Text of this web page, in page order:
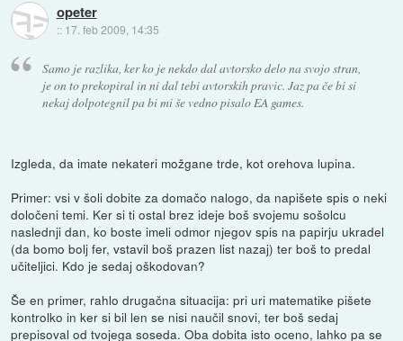
opeter
:: 17. feb 2009, 14:35
Samo je razlika, ker ko je nekdo dal avtorsko delo na svojo stran,
je on to prekopiral in ni dal tebi avtorskih pravic. Jaz pa če bi si
nekaj dolpotegnil pa bi mi še vedno pisalo EA games.
Izgleda, da imate nekateri možgane trde, kot orehova lupina.
Primer: vsi v šoli dobite za domačo nalogo, da napišete spis o neki
določeni temi. Ker si ti ostal brez ideje boš svojemu sošolcu
naslednji dan, ko boste imeli odmor njegov spis na papirju ukradel
(da bomo bolj fer, vstavil boš prazen list nazaj) ter boš to predal
učiteljici. Kdo je sedaj oškodovan?
Še en primer, rahlo drugačna situacija: pri uri matematike pišete
kontrolko in ker si bil len se nisi naučil snovi, ter boš sedaj
prepisoval od tvojega soseda. Oba dobita isto oceno, lahko pa se